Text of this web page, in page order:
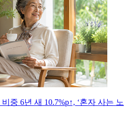
중 6년 새 10.7%p↑, ‘혼자 사는 노